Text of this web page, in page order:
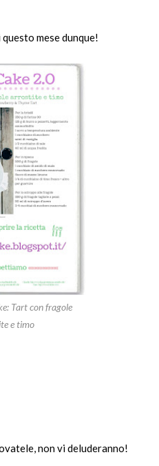
mese dunque!
Tart con fragole
e timo
non vi deluderanno!